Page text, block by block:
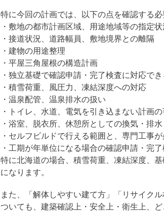
特に今回の計画では、以下の点を確認する必
・敷地の都市計画区域、用途地域等の指定状
・接道状況、道路幅員、敷地境界との離隔
・建物の用途整理
・平屋三角屋根の構造計画
・独立基礎で確認申請・完了検査に対応で
・積雪荷重、風圧力、凍結深度への対応
・温泉配管、温泉排水の扱い
・トイレ、水道、電気を引き込まない計画
・浴室、脱衣所、休憩所としての換気・排
・セルフビルドで行える範囲と、専門工事
・工期が年単位になる場合の確認申請・完
特に北海道の場合、積雪荷重、凍結深度、
になります。
また、「解体しやすい建て方」「リサイク
ついても、建築確認上・安全上・衛生上、